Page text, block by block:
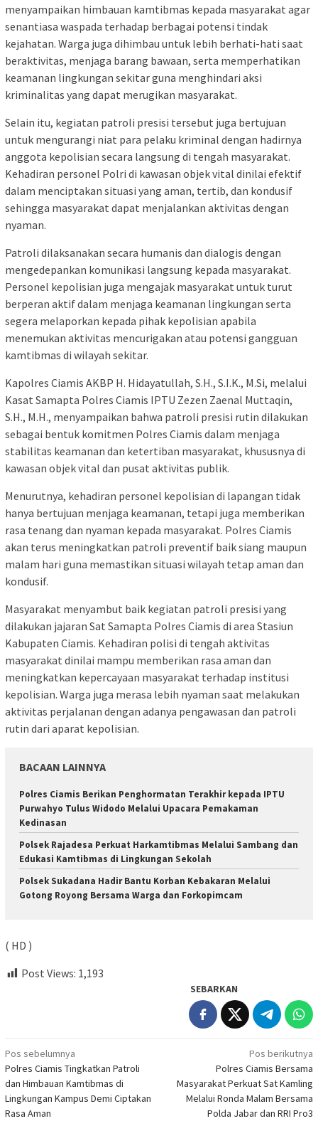
menyampaikan himbauan kamtibmas kepada masyarakat agar
senantiasa waspada terhadap berbagai potensi tindak
kejahatan. Warga juga dihimbau untuk lebih berhati-hati saat
beraktivitas, menjaga barang bawaan, serta memperhatikan
keamanan lingkungan sekitar guna menghindari aksi
kriminalitas yang dapat merugikan masyarakat.
Selain itu, kegiatan patroli presisi tersebut juga bertujuan
untuk mengurangi niat para pelaku kriminal dengan hadirnya
anggota kepolisian secara langsung di tengah masyarakat.
Kehadiran personel Polri di kawasan objek vital dinilai efektif
dalam menciptakan situasi yang aman, tertib, dan kondusif
sehingga masyarakat dapat menjalankan aktivitas dengan
nyaman.
Patroli dilaksanakan secara humanis dan dialogis dengan
mengedepankan komunikasi langsung kepada masyarakat.
Personel kepolisian juga mengajak masyarakat untuk turut
berperan aktif dalam menjaga keamanan lingkungan serta
segera melaporkan kepada pihak kepolisian apabila
menemukan aktivitas mencurigakan atau potensi gangguan
kamtibmas di wilayah sekitar.
Kapolres Ciamis AKBP H. Hidayatullah, S.H., S.I.K., M.Si, melalui
Kasat Samapta Polres Ciamis IPTU Zezen Zaenal Muttaqin,
S.H., M.H., menyampaikan bahwa patroli presisi rutin dilakukan
sebagai bentuk komitmen Polres Ciamis dalam menjaga
stabilitas keamanan dan ketertiban masyarakat, khususnya di
kawasan objek vital dan pusat aktivitas publik.
Menurutnya, kehadiran personel kepolisian di lapangan tidak
hanya bertujuan menjaga keamanan, tetapi juga memberikan
rasa tenang dan nyaman kepada masyarakat. Polres Ciamis
akan terus meningkatkan patroli preventif baik siang maupun
malam hari guna memastikan situasi wilayah tetap aman dan
kondusif.
Masyarakat menyambut baik kegiatan patroli presisi yang
dilakukan jajaran Sat Samapta Polres Ciamis di area Stasiun
Kabupaten Ciamis. Kehadiran polisi di tengah aktivitas
masyarakat dinilai mampu memberikan rasa aman dan
meningkatkan kepercayaan masyarakat terhadap institusi
kepolisian. Warga juga merasa lebih nyaman saat melakukan
aktivitas perjalanan dengan adanya pengawasan dan patroli
rutin dari aparat kepolisian.
BACAAN LAINNYA
Polres Ciamis Berikan Penghormatan Terakhir kepada IPTU
Purwahyo Tulus Widodo Melalui Upacara Pemakaman
Kedinasan
Polsek Rajadesa Perkuat Harkamtibmas Melalui Sambang dan
Edukasi Kamtibmas di Lingkungan Sekolah
Polsek Sukadana Hadir Bantu Korban Kebakaran Melalui
Gotong Royong Bersama Warga dan Forkopimcam
( HD )
Post Views: 1,193
SEBARKAN
Navigasi
pos
Pos sebelumnya
Polres Ciamis Tingkatkan Patroli
dan Himbauan Kamtibmas di
Lingkungan Kampus Demi Ciptakan
Rasa Aman
Pos berikutnya
Polres Ciamis Bersama
Masyarakat Perkuat Sat Kamling
Melalui Ronda Malam Bersama
Polda Jabar dan RRI Pro3